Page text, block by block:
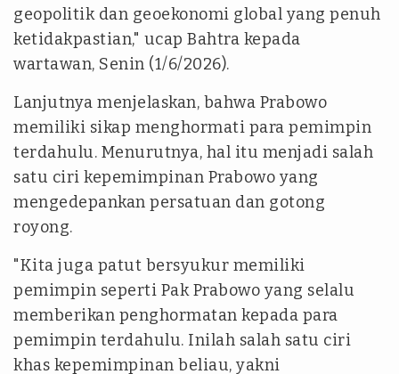
geopolitik dan geoekonomi global yang penuh
ketidakpastian," ucap Bahtra kepada
wartawan, Senin (1/6/2026).
Lanjutnya menjelaskan, bahwa Prabowo
memiliki sikap menghormati para pemimpin
terdahulu. Menurutnya, hal itu menjadi salah
satu ciri kepemimpinan Prabowo yang
mengedepankan persatuan dan gotong
royong.
"Kita juga patut bersyukur memiliki
pemimpin seperti Pak Prabowo yang selalu
memberikan penghormatan kepada para
pemimpin terdahulu. Inilah salah satu ciri
khas kepemimpinan beliau, yakni